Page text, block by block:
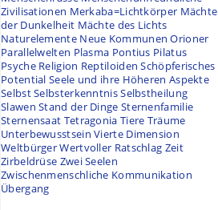
Zivilisationen Merkaba=Lichtkörper Mächte
der Dunkelheit Mächte des Lichts
Naturelemente Neue Kommunen Orioner
Parallelwelten Plasma Pontius Pilatus
Psyche Religion Reptiloiden Schöpferisches
Potential Seele und ihre Höheren Aspekte
SelbstSelbsterkenntnisSelbstheilung
Slawen Stand der Dinge Sternenfamilie
Sternensaat Tetragonia Tiere Träume
Unterbewusstsein Vierte Dimension
WeltbürgerWertvoller Ratschlag Zeit
Zirbeldrüse Zwei Seelen
Zwischenmenschliche Kommunikation
Übergang